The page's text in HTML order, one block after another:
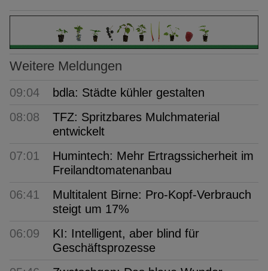
Weitere Meldungen
09:04
bdla: Städte kühler gestalten
08:08
TFZ: Spritzbares Mulchmaterial
entwickelt
07:01
Humintech: Mehr Ertragssicherheit im
Freilandtomatenanbau
06:41
Multitalent Birne: Pro-Kopf-Verbrauch
steigt um 17%
06:09
KI: Intelligent, aber blind für
Geschäftsprozesse